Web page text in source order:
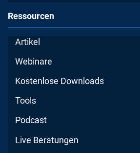
Ressourcen
Artikel
Webinare
Kostenlose Downloads
Tools
Podcast
Live Beratungen